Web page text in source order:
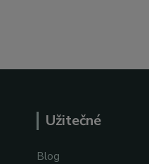
Užitečné
Blog